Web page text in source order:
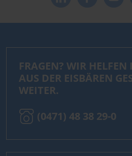
FRAGEN? WIR HELFEN
AUS DER EISBÄREN
WEITER.
(0471) 48 38 29-0